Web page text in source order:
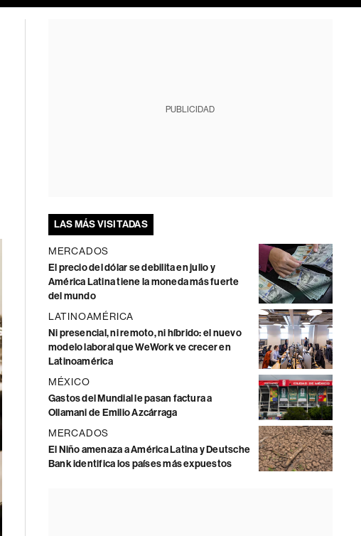
PUBLICIDAD
LAS MÁS VISITADAS
MERCADOS
El precio del dólar se debilita en julio y
América Latina tiene la moneda más fuerte
del mundo
LATINOAMÉRICA
Ni presencial, ni remoto, ni híbrido: el nuevo
modelo laboral que WeWork ve crecer en
Latinoamérica
MÉXICO
Gastos del Mundial le pasan factura a
Ollamani de Emilio Azcárraga
MERCADOS
El Niño amenaza a América Latina y Deutsche
Bank identifica los países más expuestos